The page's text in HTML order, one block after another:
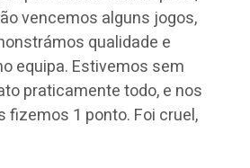
vencemos alguns jogos,
qualidade e
equipa. Estivemos sem
praticamente todo, e nos
fizemos 1 ponto. Foi cruel,